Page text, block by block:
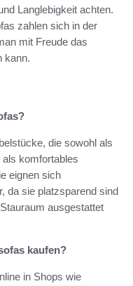
Langlebigkeit achten.
zahlen sich in der
mit Freude das
kann.
die sowohl als
komfortables
eignen sich
da sie platzsparend sind
ausgestattet
kaufen?
in Shops wie